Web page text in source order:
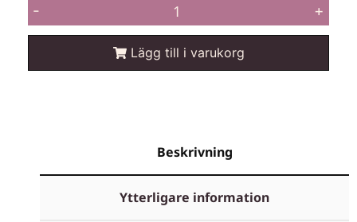
- +
Lägg till i varukorg
Beskrivning
Ytterligare information